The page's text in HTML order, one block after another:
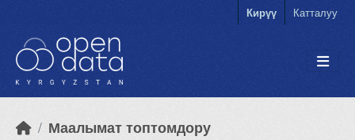
Кирүү Катталуу
Маалымат топтомдору